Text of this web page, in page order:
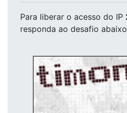
Para liberar o acesso do IP
responda ao desafio